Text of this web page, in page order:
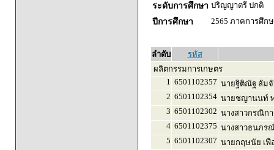
ระดับการศึกษา ปริญญาตรี ปกติ
ปีการศึกษา
2565 ภาคการศึก
ลำดับ
รหัส
ผลิตกรรมการเกษตร
1 6501102357 นายฐิติณัฐ ลัม
2 6501102354 นายชญานนท์
3 6501102302 นางสาวกรณิก
4 6501102375 นางสาวธนภร
5 6501102307 นายกฤษนัย เฟื